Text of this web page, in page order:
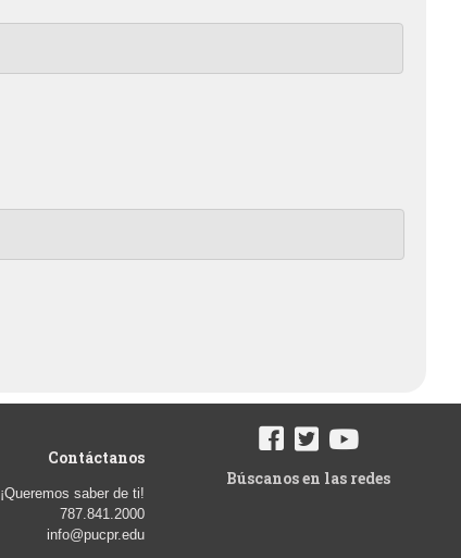
Contáctanos
¡Queremos saber de ti!
787.841.2000
info@pucpr.edu
Búscanos en las redes